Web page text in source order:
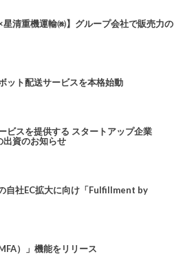
星清重機運輸㈱】グループ会社で販売力の
ット配送サービスを本格始動
ビスを提供する スタートアップ企業
出資のお知らせ
自社EC拡大に向け「Fulfillment by
）」機能をリリース